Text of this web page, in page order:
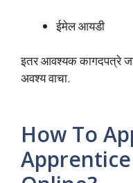
ईमेल आयडी
इतर आवश्यक कागदपत्रे
अवश्य वाचा.
How To